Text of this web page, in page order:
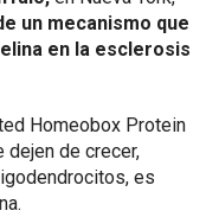
un mecanismo que
en la esclerosis
Homeobox Protein
dejen de crecer,
es